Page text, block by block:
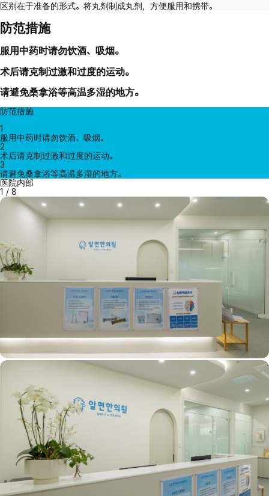
区别在于准备的形式。将丸剂制成丸剂，方便服用和携带。
防范措施
服用中药时请勿饮酒、吸烟。
术后请克制过激和过度的运动。
请避免桑拿浴等高温多湿的地方。
防范措施
1
服用中药时请勿饮酒、吸烟。
2
术后请克制过激和过度的运动。
3
请避免桑拿浴等高温多湿的地方。
医院内部
1 / 8